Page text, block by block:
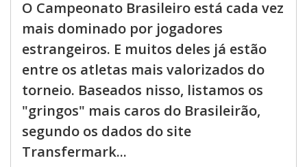
O Campeonato Brasileiro está cada vez
mais dominado por jogadores
estrangeiros. E muitos deles já estão
entre os atletas mais valorizados do
torneio. Baseados nisso, listamos os
"gringos" mais caros do Brasileirão,
segundo os dados do site
Transfermark...